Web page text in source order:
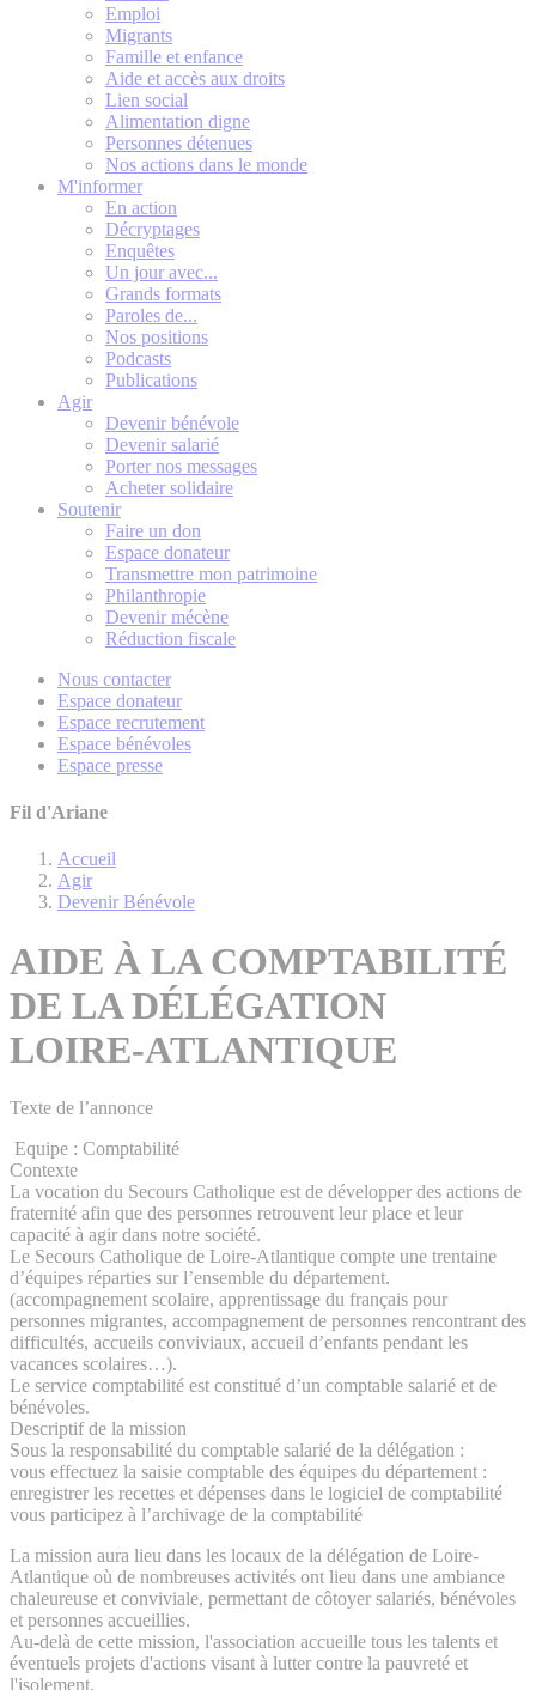
Emploi
Migrants
Famille et enfance
Aide et accès aux droits
Lien social
Alimentation digne
Personnes détenues
Nos actions dans le monde
M'informer
En action
Décryptages
Enquêtes
Un jour avec...
Grands formats
Paroles de...
Nos positions
Podcasts
Publications
Agir
Devenir bénévole
Devenir salarié
Porter nos messages
Acheter solidaire
Soutenir
Faire un don
Espace donateur
Transmettre mon patrimoine
Philanthropie
Devenir mécène
Réduction fiscale
Nous contacter
Espace donateur
Espace recrutement
Espace bénévoles
Espace presse
Fil d'Ariane
Accueil
Agir
Devenir Bénévole
AIDE À LA COMPTABILITÉ
DE LA DÉLÉGATION
LOIRE-ATLANTIQUE
Texte de l’annonce
Equipe : Comptabilité
Contexte
La vocation du Secours Catholique est de développer des actions de
fraternité afin que des personnes retrouvent leur place et leur
capacité à agir dans notre société.
Le Secours Catholique de Loire-Atlantique compte une trentaine
d’équipes réparties sur l’ensemble du département.
(accompagnement scolaire, apprentissage du français pour
personnes migrantes, accompagnement de personnes rencontrant des
difficultés, accueils conviviaux, accueil d’enfants pendant les
vacances scolaires…).
Le service comptabilité est constitué d’un comptable salarié et de
bénévoles.
Descriptif de la mission
Sous la responsabilité du comptable salarié de la délégation :
vous effectuez la saisie comptable des équipes du département :
enregistrer les recettes et dépenses dans le logiciel de comptabilité
vous participez à l’archivage de la comptabilité
La mission aura lieu dans les locaux de la délégation de Loire-
Atlantique où de nombreuses activités ont lieu dans une ambiance
chaleureuse et conviviale, permettant de côtoyer salariés, bénévoles
et personnes accueillies.
Au-delà de cette mission, l'association accueille tous les talents et
éventuels projets d'actions visant à lutter contre la pauvreté et
l'isolement.